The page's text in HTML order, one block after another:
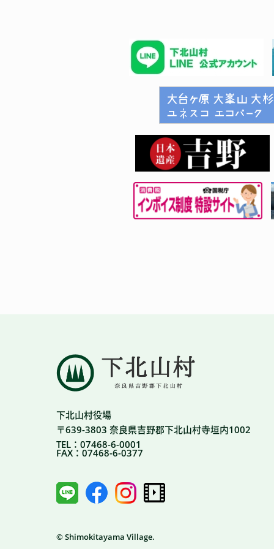
下北山村役場
〒639-3803 奈良県吉野郡下北山村寺垣内1002
TEL：07468-6-0001
FAX：07468-6-0377
© Shimokitayama Village.